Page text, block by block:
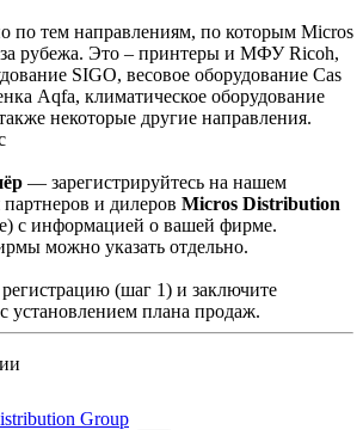
по тем направлениям, по которым Micros
за рубежа. Это – принтеры и МФУ Ricoh,
SIGO, весовое оборудование Cas
Aqfa, климатическое оборудование
некоторые другие направления.
— зарегистрируйтесь на нашем
и дилеров Micros Distribution
с информацией о вашей фирме.
можно указать отдельно.
(шаг 1) и заключите
установлением плана продаж.
Group